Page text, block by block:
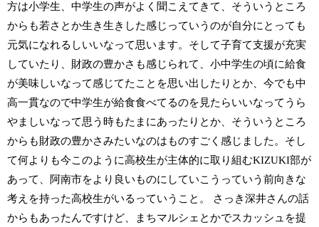
方は小学生、中学生の声がよく聞こえてきて、そういうところ
からも若さとか生き生きした感じっていうのが自分にとっても
元気になれるしいいなって思います。そして子育て支援が充実
していたり、財政の豊かさも感じられて、小中学生の頃に給食
が美味しいなって感じてたことを思い出したりとか、今でも中
高一貫なので中学生が給食食べてるのを見たらいいなってうら
やましいなって思う時もたまにあったりとか、そういうところ
からも財政の豊かさみたいなのはものすごく感じました。そし
て何よりも今このように高校生が主体的に取り組むKIZUKI部が
あって、阿南市をより良いものにしていこうっていう前向きな
考えを持った高校生がいるっていうこと。 さっき深井さんの話
からもあったんですけど、まちマルシェとかでスカッシュを提